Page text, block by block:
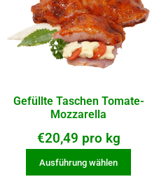
Gefüllte Taschen Tomate-
Mozzarella
€20,49 pro kg
Ausführung wählen